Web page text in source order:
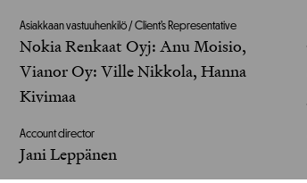
Asiakkaan vastuuhenkilö / Client’s Representative
Nokia Renkaat Oyj: Anu Moisio,
Vianor Oy: Ville Nikkola, Hanna
Kivimaa
Account director
Jani Leppänen